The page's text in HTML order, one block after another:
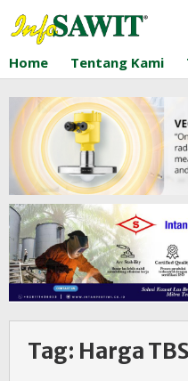
ke
konten
Home
Tentang Kami
Tag: Harga